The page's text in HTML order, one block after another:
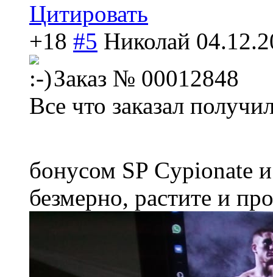
Цитировать
+18 #5 Николай
Заказ № 00012848
Все что заказал
бонусом SP Cypionate
безмерно, растите и